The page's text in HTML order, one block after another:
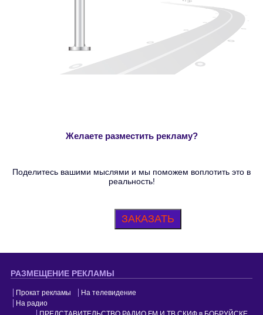
Желаете разместить рекламу?
Поделитесь вашими мыслями и мы поможем воплотить это в
реальность!
ЗАКАЗАТЬ
РАЗМЕЩЕНИЕ РЕКЛАМЫ
Прокат рекламы
На телевидение
На радио